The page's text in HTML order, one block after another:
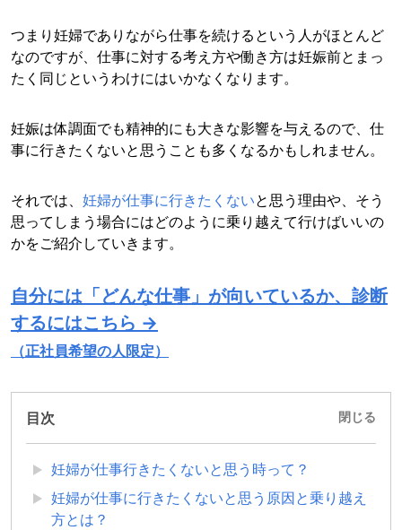
つまり妊婦でありながら仕事を続けるという人がほとんど
なのですが、仕事に対する考え方や働き方は妊娠前とまっ
たく同じというわけにはいかなくなります。
妊娠は体調面でも精神的にも大きな影響を与えるので、仕
事に行きたくないと思うことも多くなるかもしれません。
それでは、 妊婦が仕事に行きたくないと思う理由や、そう
思ってしまう場合にはどのように乗り越えて行けばいいの
かをご紹介していきます。
自分には「どんな仕事」が向いているか、診断
するにはこちら →
（正社員希望の人限定）
目次 閉じる
妊婦が仕事行きたくないと思う時って？
妊婦が仕事に行きたくないと思う原因と乗り越え
方とは？